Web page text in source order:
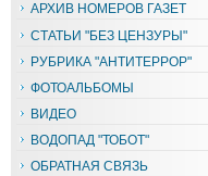
АРХИВ НОМЕРОВ ГАЗЕТ
СТАТЬИ "БЕЗ ЦЕНЗУРЫ"
РУБРИКА "АНТИТЕРРОР"
ФОТОАЛЬБОМЫ
ВИДЕО
ВОДОПАД "ТОБОТ"
ОБРАТНАЯ СВЯЗЬ